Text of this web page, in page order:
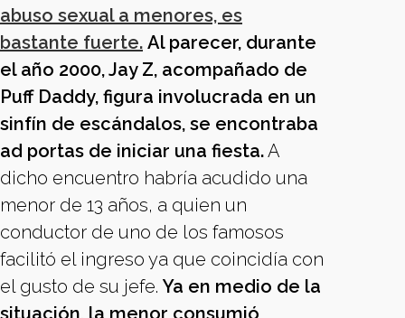
abuso sexual a menores, es
bastante fuerte. Al parecer, durante
el año 2000, Jay Z, acompañado de
Puff Daddy, figura involucrada en un
sinfín de escándalos, se encontraba
ad portas de iniciar una fiesta.A
dicho encuentro habría acudido una
menor de 13 años, a quien un
conductor de uno de los famosos
facilitó el ingreso ya que coincidía con
el gusto de su jefe. Ya en medio de la
situación, la menor consumió